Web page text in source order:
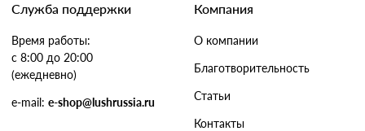
Служба поддержки
Время работы:
с 8:00 до 20:00
(ежедневно)
e-mail: e-shop@lushrussia.ru
Компания
О компании
Благотворительность
Статьи
Контакты